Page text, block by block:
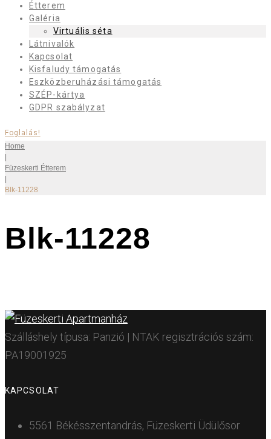
Étterem
Galéria
Virtuális séta
Látnivalók
Kapcsolat
Kisfaludy támogatás
Eszközberuházási támogatás
SZÉP-kártya
GDPR szabályzat
Foglalás!
Home
Füzeskerti Étterem
Blk-11228
Blk-11228
Szálláshely típusa: Panzió | NTAK regisztrációs szám:
PA19001925
KAPCSOLAT
5561 Békésszentandrás, Füzeskerti Üdülősor